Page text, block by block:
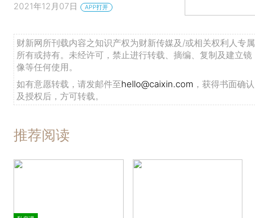
2021年12月07日 APP打开
财新网所刊载内容之知识产权为财新传媒及/或相关权利人专属
所有或持有。未经许可，禁止进行转载、摘编、复制及建立镜
像等任何使用。
如有意愿转载，请发邮件至hello@caixin.com ，获得书面确认
及授权后，方可转载。
推荐阅读